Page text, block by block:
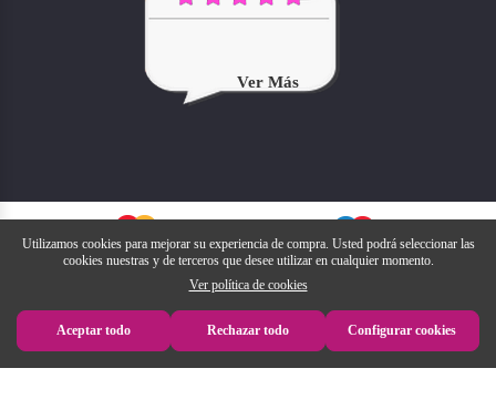
Ver Más
Utilizamos cookies para mejorar su experiencia de compra. Usted podrá seleccionar las
cookies nuestras y de terceros que desee utilizar en cualquier momento.
Ver política de cookies
Aceptar todo Rechazar todo Configurar cookies